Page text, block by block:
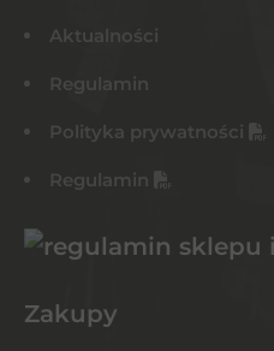
Aktualności
Regulamin
Polityka prywatności
Regulamin
Zakupy